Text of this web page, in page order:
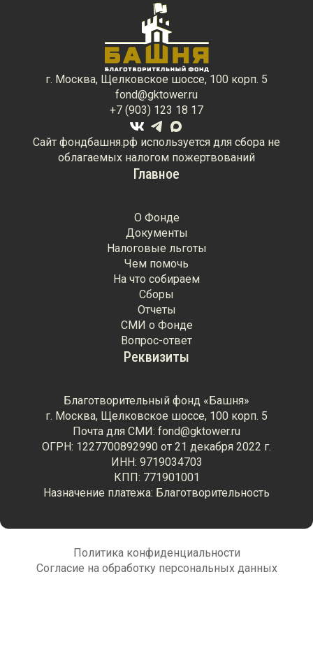
Главное
О Фонде
Документы
Налоговые льготы
Чем помочь
На что собираем
Сборы
Отчеты
СМИ о Фонде
Вопрос-ответ
г. Москва, Щелковское шоссе, 100 корп. 5
fond@gktower.ru
+7 (903) 123 18 17
Сайт фондбашня.рф используется для сбора не
облагаемых налогом пожертвований
Реквизиты
Благотворительный фонд «Башня»
г. Москва, Щелковское шоссе, 100 корп. 5
Почта для СМИ: fond@gktower.ru
ОГРН: 1227700892990 от 21 декабря 2022 г.
ИНН: 9719034703
КПП: 771901001
Назначение платежа: Благотворительность
Политика конфиденциальности
Согласие на обработку персональных данных